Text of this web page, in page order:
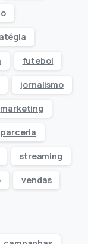
futebol
jornalismo
marketing
parceria
streaming
vendas